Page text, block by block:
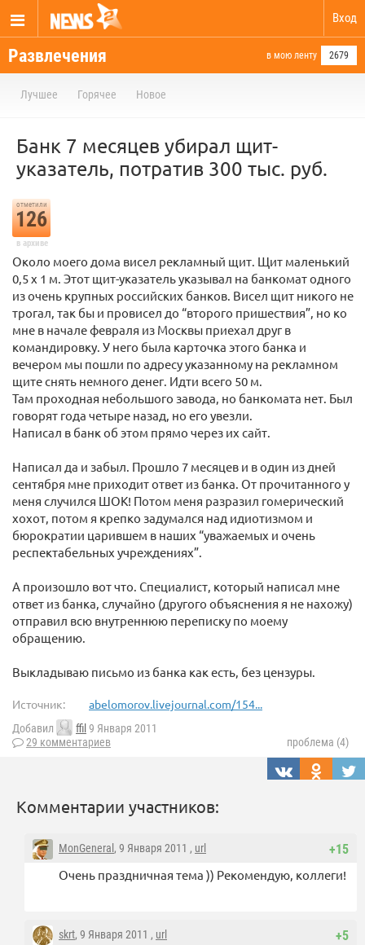
Вход
Развлечения в мою ленту 2679
Лучшее Горячее Новое
Банк 7 месяцев убирал щит-
указатель, потратив 300 тыс. руб.
отметили
126
в архиве
Около моего дома висел рекламный щит. Щит маленький
0,5 х 1 м. Этот щит-указатель указывал на банкомат одного
из очень крупных российских банков. Висел щит никого не
трогал, так бы и провисел до “второго пришествия”, но ко
мне в начале февраля из Москвы приехал друг в
командировку. У него была карточка этого банка и
вечером мы пошли по адресу указанному на рекламном
щите снять немного денег. Идти всего 50 м.
Там проходная небольшого завода, но банкомата нет. Был
говорят года четыре назад, но его увезли.
Написал в банк об этом прямо через их сайт.
Написал да и забыл. Прошло 7 месяцев и в один из дней
сентября мне приходит ответ из банка. От прочитанного у
меня случился ШОК! Потом меня разразил гомерический
хохот, потом я крепко задумался над идиотизмом и
бюрократии царившем в наших “уважаемых и очень
респектабельных учреждениях”.
А произошло вот что. Специалист, который написал мне
ответ из банка, случайно (другого объяснения я не нахожу)
отправил всю внутреннюю переписку по моему
обращению.
Выкладываю письмо из банка как есть, без цензуры.
Источник: abelomorov.livejournal.com/154...
Добавил ffil 9 Января 2011
29 комментариев
проблема (4)
Комментарии участников:
+15
MonGeneral , 9 Января 2011 , url
Очень праздничная тема )) Рекомендую, коллеги!
+5
skrt, 9 Января 2011 , url